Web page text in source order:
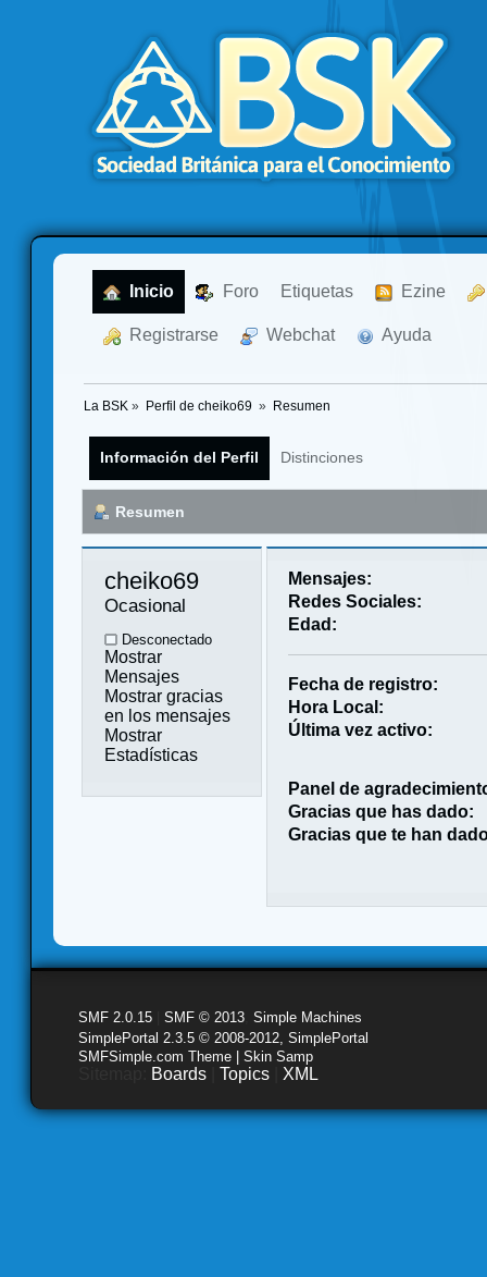
Inicio Foro Etiquetas Ezine
Registrarse Webchat Ayuda
La BSK » Perfil de cheiko69 » Resumen
Información del Perfil Distinciones
Resumen
cheiko69
Ocasional
Desconectado
Mostrar
Mensajes
Mostrar gracias
en los mensajes
Mostrar
Estadísticas
Mensajes:
Redes Sociales:
Edad:
Fecha de registro:
Hora Local:
Última vez activo:
Panel de
Gracias que has dado:
Gracias que te han
SMF 2.0.15 SMF © 2013 Simple Machines
SimplePortal 2.3.5 © 2008-2012, SimplePortal
SMFSimple.com Theme | Skin Samp
Boards Topics XML